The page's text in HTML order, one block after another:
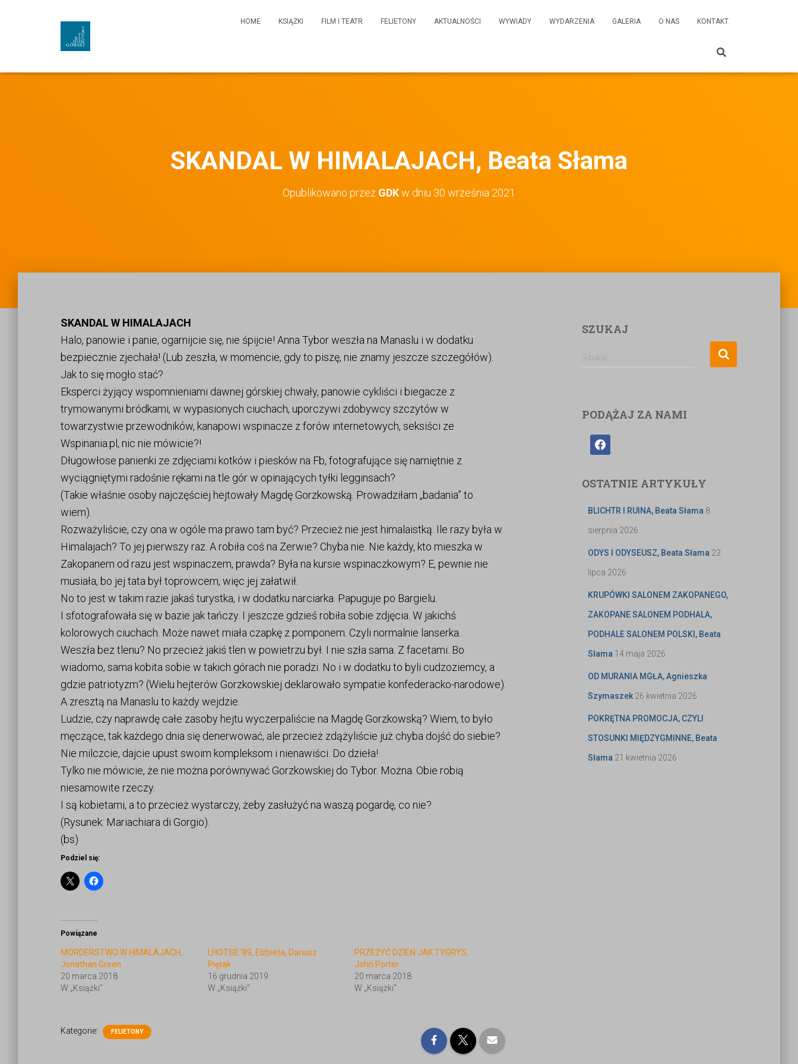
HOME KSIĄŻKI FILM I TEATR FELIETONY AKTUALNOŚCI WYWIADY WYDARZENIA GALERIA O NAS KONTAKT
SKANDAL W HIMALAJACH, Beata Słama
Opublikowano przez GDKw dniu 30 września 2021
SKANDAL W HIMALAJACH
Halo, panowie i panie, ogarnijcie się, nie śpijcie! Anna Tybor weszła na Manaslu i w dodatku
bezpiecznie zjechała! (Lub zeszła, w momencie, gdy to piszę, nie znamy jeszcze szczegółów).
Jak to się mogło stać?
Eksperci żyjący wspomnieniami dawnej górskiej chwały, panowie cykliści i biegacze z
trymowanymi bródkami, w wypasionych ciuchach, uporczywi zdobywcy szczytów w
towarzystwie przewodników, kanapowi wspinacze z forów internetowych, seksiści ze
Wspinania.pl, nic nie mówicie?!
Długowłose panienki ze zdjęciami kotków i piesków na Fb, fotografujące się namiętnie z
wyciągniętymi radośnie rękami na tle gór w opinających tyłki legginsach?
(Takie właśnie osoby najczęściej hejtowały Magdę Gorzkowską. Prowadziłam „badania” to
wiem).
Rozważyliście, czy ona w ogóle ma prawo tam być? Przecież nie jest himalaistką. Ile razy była w
Himalajach? To jej pierwszy raz. A robiła coś na Zerwie? Chyba nie. Nie każdy, kto mieszka w
Zakopanem od razu jest wspinaczem, prawda? Była na kursie wspinaczkowym? E, pewnie nie
musiała, bo jej tata był toprowcem, więc jej załatwił.
No to jest w takim razie jakaś turystka, i w dodatku narciarka. Papuguje po Bargielu.
I sfotografowała się w bazie jak tańczy. I jeszcze gdzieś robiła sobie zdjęcia. W jakichś
kolorowych ciuchach. Może nawet miała czapkę z pomponem. Czyli normalnie lanserka.
Weszła bez tlenu? No przecież jakiś tlen w powietrzu był. I nie szła sama. Z facetami. Bo
wiadomo, sama kobita sobie w takich górach nie poradzi. No i w dodatku to byli cudzoziemcy, a
gdzie patriotyzm? (Wielu hejterów Gorzkowskiej deklarowało sympatie konfederacko-narodowe).
A zresztą na Manaslu to każdy wejdzie.
Ludzie, czy naprawdę całe zasoby hejtu wyczerpaliście na Magdę Gorzkowską? Wiem, to było
męczące, tak każdego dnia się denerwować, ale przecież zdążyliście już chyba dojść do siebie?
Nie milczcie, dajcie upust swoim kompleksom i nienawiści. Do dzieła!
Tylko nie mówicie, że nie można porównywać Gorzkowskiej do Tybor. Można. Obie robią
niesamowite rzeczy.
I są kobietami, a to przecież wystarczy, żeby zasłużyć na waszą pogardę, co nie?
(Rysunek: Mariachiara di Gorgio).
(bs)
Podziel się:
Powiązane
MORDERSTWO W HIMALAJACH,
Jonathan Green
20 marca 2018
W „Książki"
LHOTSE ’89, Elżbieta, Dariusz
Piętak
16 grudnia 2019
W „Książki"
PRZEŻYĆ DZIEŃ JAK TYGRYS,
John Porter
20 marca 2018
W „Książki"
Kategorie: FELIETONY
SZUKAJ
PODĄŻAJ ZA NAMI
OSTATNIE ARTYKUŁY
BLICHTR I RUINA, Beata Słama 8
sierpnia 2026
ODYS I ODYSEUSZ, Beata Słama 23
lipca 2026
KRUPÓWKI SALONEM ZAKOPANEGO,
ZAKOPANE SALONEM PODHALA,
PODHALE SALONEM POLSKI, Beata
Słama 14 maja 2026
OD MURANIA MGŁA, Agnieszka
Szymaszek 26 kwietnia 2026
POKRĘTNA PROMOCJA, CZYLI
STOSUNKI MIĘDZYGMINNE, Beata
Słama 21 kwietnia 2026